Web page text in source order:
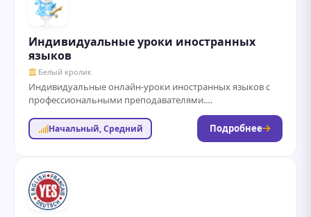
Индивидуальные уроки иностранных
языков
Белый кролик
Индивидуальные онлайн-уроки иностранных языков с
профессиональными преподавателями.
Персонализированные живые консультации,
подстраивающиеся под цели ученика: разговорная
практика, подготовка к экзаменам, улучшение...
Начальный, Средний Подробнее